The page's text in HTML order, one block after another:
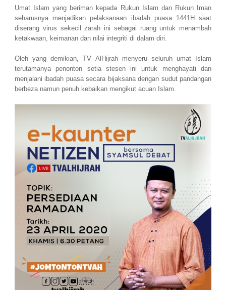
Umat Islam yang beriman kepada Rukun Islam dan Rukun Iman
seharusnya menjadikan pelaksanaan ibadah puasa 1441H saat
diserang virus sekecil zarah ini sebagai ruang untuk menambah
ketakwaan, keimanan dan nilai integriti di dalam diri.
Oleh yang demikian, TV AlHijrah menyeru seluruh umat Islam
terutamanya penonton setia stesen ini untuk menghayati dan
menjalani ibadah puasa secara bijaksana dengan sudut pandangan
berbeza namun penuh kebaikan mengikut acuan Islam.